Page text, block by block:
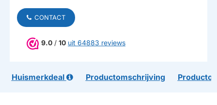
CONTACT
9.0 / 10 uit 64883 reviews
Huismerkdeal Productomschrijving